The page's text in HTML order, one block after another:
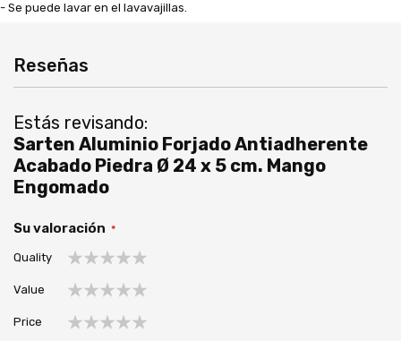
- Se puede lavar en el lavavajillas.
Reseñas
Estás revisando:
Sarten Aluminio Forjado Antiadherente
Acabado Piedra Ø 24 x 5 cm. Mango
Engomado
Su valoración
Quality
estrella
estrellas
estrellas
estrellas
estrellas
Value
estrella
estrellas
estrellas
estrellas
estrellas
Price